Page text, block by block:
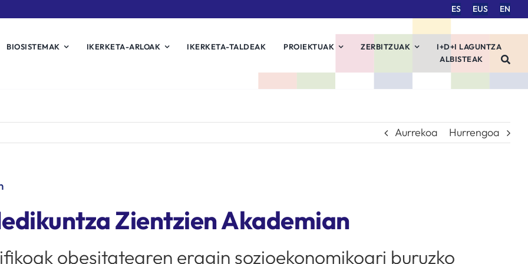
ES EUS EN
BIOSISTEMAK IKERKETA-ARLOAK IKERKETA-TALDEAK PROIEKTUAK ZERBITZUAK
I+D+I LAGUNTZA
ALBISTEAK
Aurrekoa Hurrengoa
Zientzien Akademian
obesitatearen eragin sozioekonomikoari buruzko